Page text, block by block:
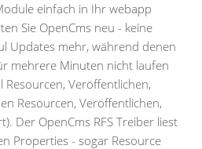
einfach in Ihr webapp
Sie OpenCms neu - keine
Updates mehr, während denen
mehrere Minuten nicht laufen
Resourcen, Veröffentlichen,
Resourcen, Veröffentlichen,
Der OpenCms RFS Treiber liest
Properties - sogar Resource